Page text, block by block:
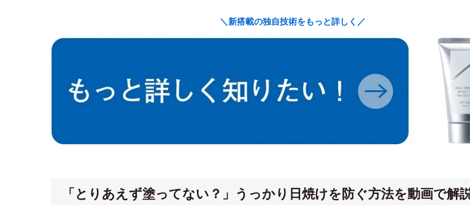
＼新搭載の独自技術をもっと詳しく／
「とりあえず塗ってない？」うっかり日焼けを防ぐ方法を動画で解